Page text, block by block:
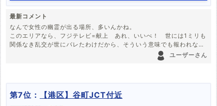
最新コメント
なんで女性の幽霊が出る場所、多いんかね。
このエリアなら、フジテレビ=献上 あれ、いいべ！ 世には1ミリも
関係なき乱交が世にバレたわけだから、そういう意味でも報われなか
った女が化けた？なんて言われたらどうするのかな？なんて思いま
反射された存在なのか。あまりにも女性の幽霊が出る場所が多いから
ユーザーさん
第7位： 【港区】谷町JCT付近